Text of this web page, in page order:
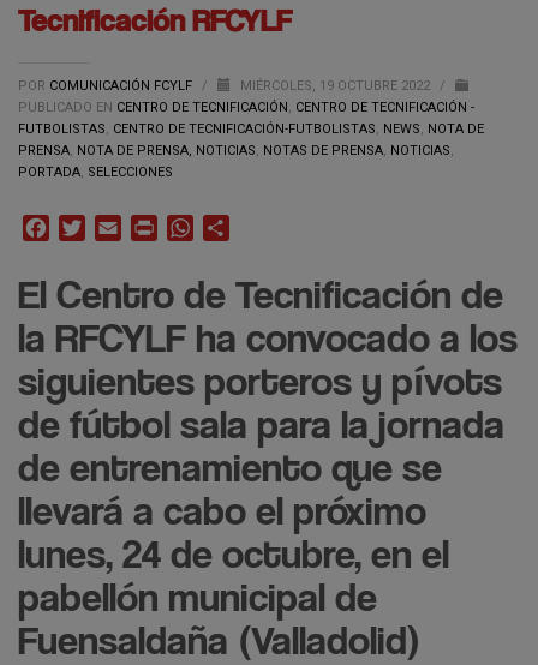
Tecnificación RFCYLF
POR COMUNICACIÓN FCYLF / MIÉRCOLES, 19 OCTUBRE 2022
/
PUBLICADO EN CENTRO DE TECNIFICACIÓN, CENTRO DE TECNIFICACIÓN -
FUTBOLISTAS, CENTRO DE TECNIFICACIÓN-FUTBOLISTAS, NEWS, NOTA DE
PRENSA, NOTA DE PRENSA, NOTICIAS, NOTAS DE PRENSA, NOTICIAS,
PORTADA, SELECCIONES
FacebookTwitterEmail Print WhatsApp
El Centro de Tecnificación de
la RFCYLF ha convocado a los
siguientes porteros y pívots
de fútbol sala para la jornada
de entrenamiento que se
llevará a cabo el próximo
lunes, 24 de octubre, en el
pabellón municipal de
Fuensaldaña (Valladolid)